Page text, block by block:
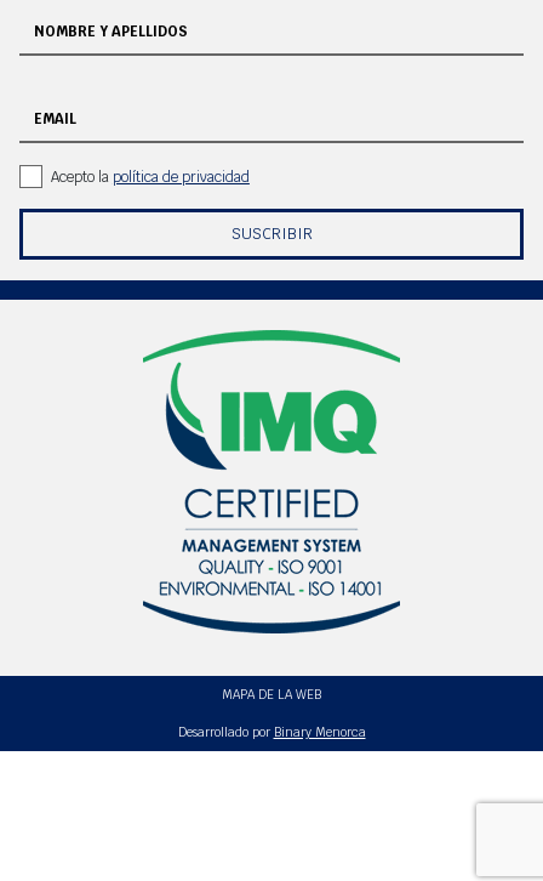
NOMBRE Y APELLIDOS
EMAIL
Acepto la política de privacidad
SUSCRIBIR
MAPA DE LA WEB
Desarrollado por Binary Menorca